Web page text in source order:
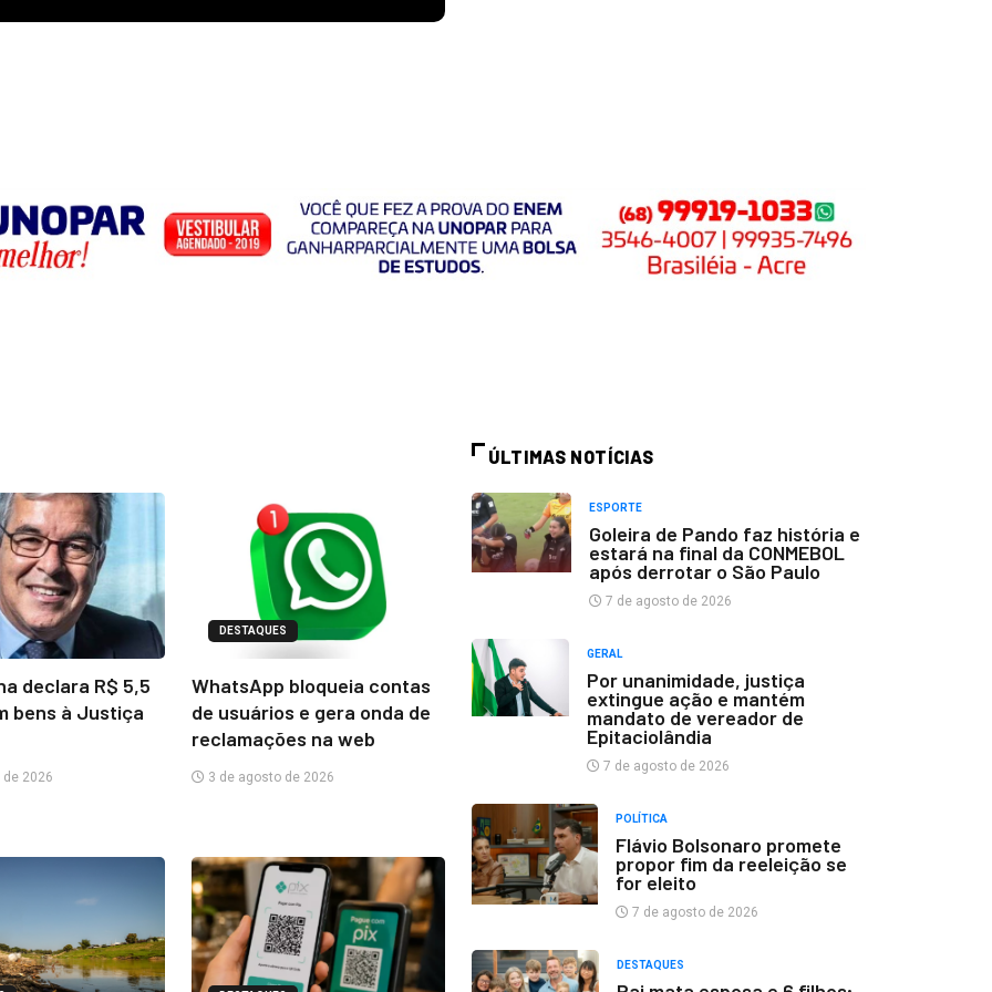
declara R$ 5,5
bens à Justiça
2026
DESTAQUES
WhatsApp bloqueia contas
de usuários e gera onda de
reclamações na web
3 de agosto de 2026
ÚLTIMAS NOTÍCIAS
ESPORTE
Goleira de Pando faz história e
estará na final da CONMEBOL
após derrotar o São Paulo
7 de agosto de 2026
GERAL
Por unanimidade, justiça
extingue ação e mantém
mandato de vereador de
Epitaciolândia
7 de agosto de 2026
POLÍTICA
Flávio Bolsonaro promete
propor fim da reeleição se
for eleito
7 de agosto de 2026
DESTAQUES